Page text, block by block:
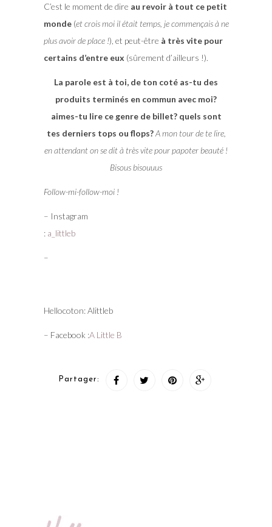
C’est le moment de dire au revoir à tout ce petit
monde (et crois moi il était temps, je commençais à ne
plus avoir de place !), et peut-être à très vite pour
certains d’entre eux (sûrement d’ailleurs !).
La parole est à toi, de ton coté as-tu des
produits terminés en commun avec moi?
aimes-tu lire ce genre de billet? quels sont
tes derniers tops ou flops?A mon tour de te lire,
en attendant on se dit à très vite pour papoter beauté !
Bisous bisouuus
Follow-mi-follow-moi !
– Instagram
: a_littleb
–
Hellocoton: Alittleb
– Facebook :A Little B
Partager: